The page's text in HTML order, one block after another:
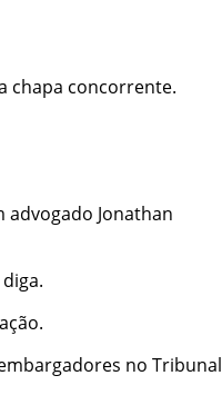
chapa concorrente.
advogado Jonathan
no Tribunal